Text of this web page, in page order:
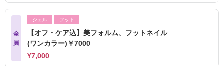
全
員
ジェル フット
【オフ・ケア込】美フォルム、フットネイル
(ワンカラー)￥7000
¥7,000